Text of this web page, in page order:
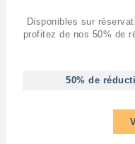
Disponibles sur
profitez de nos 50% de
50% de